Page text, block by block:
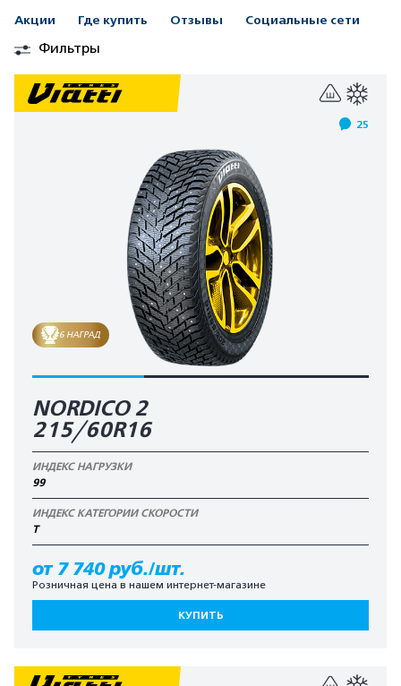
Акции Где купить Отзывы Социальные сети
Фильтры
25
6 НАГРАД
NORDICO 2
215/60R16
ИНДЕКС НАГРУЗКИ
99
ИНДЕКС КАТЕГОРИИ СКОРОСТИ
T
от 7 740 руб./шт.
Розничная цена в нашем интернет-магазине
КУПИТЬ